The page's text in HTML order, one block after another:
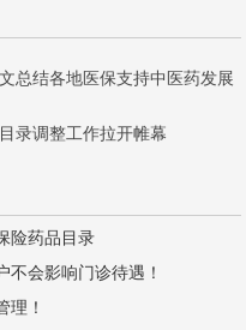
总结各地医保支持中医药发展
录调整工作拉开帷幕
险药品目录
不会影响门诊待遇！
理！